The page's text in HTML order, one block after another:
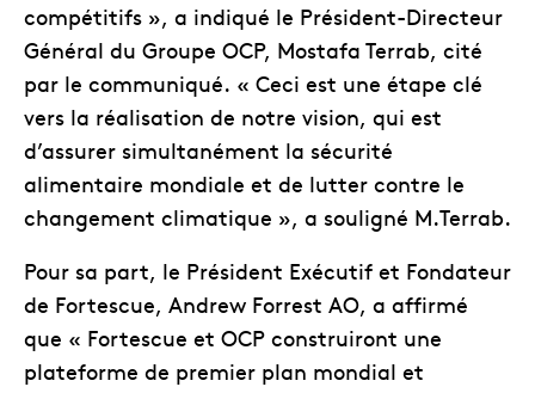
compétitifs », a indiqué le Président-Directeur
Général du Groupe OCP, Mostafa Terrab, cité
par le communiqué. « Ceci est une étape clé
vers la réalisation de notre vision, qui est
d’assurer simultanément la sécurité
alimentaire mondiale et de lutter contre le
changement climatique », a souligné M.Terrab.
Pour sa part, le Président Exécutif et Fondateur
de Fortescue, Andrew Forrest AO, a affirmé
que « Fortescue et OCP construiront une
plateforme de premier plan mondial et